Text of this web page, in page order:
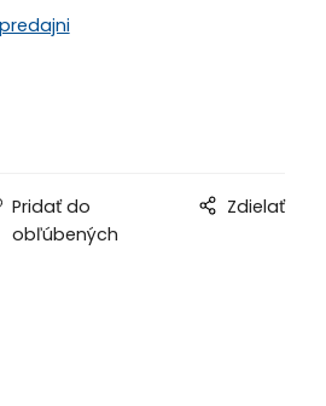
Pridať do
obľúbených
Zdielať